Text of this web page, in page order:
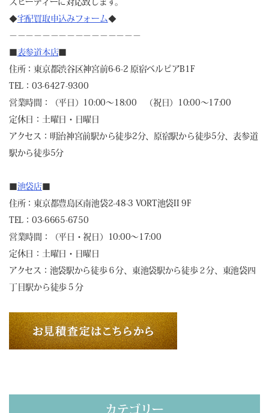
スピーディーに対応致します。
◆宅配買取申込みフォーム◆
－－－－－－－－－－－－－－－－
表参道本店
住所：東京都渋谷区神宮前6-6-2 原宿ベルピアB1F
TEL：03-6427-9300
営業時間：（平日）10:00～18:00 （祝日）10:00～17:00
定休日：土曜日・日曜日
アクセス：明治神宮前駅から徒歩2分、原宿駅から徒歩5分、表参道
駅から徒歩5分
池袋店
住所：東京都豊島区南池袋2-48-3 VORT池袋II 9F
TEL：03-6665-6750
営業時間：（平日・祝日）10:00～17:00
定休日：土曜日・日曜日
アクセス：池袋駅から徒歩６分、東池袋駅から徒歩２分、東池袋四
丁目駅から徒歩５分
カテゴリー